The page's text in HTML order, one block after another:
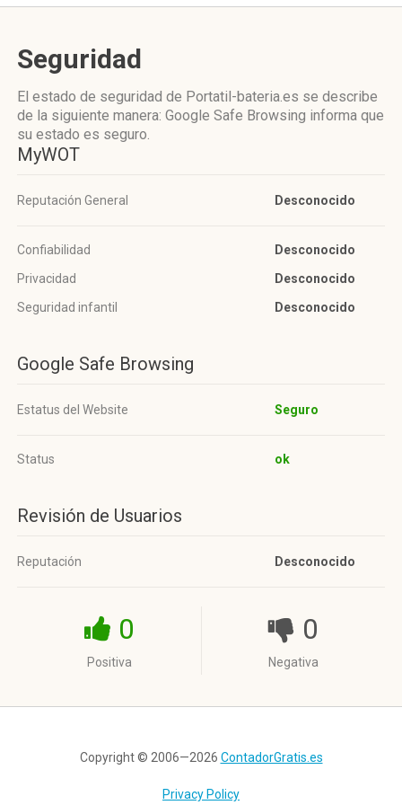
Seguridad
El estado de seguridad de Portatil-bateria.es se describe
de la siguiente manera: Google Safe Browsing informa que
su estado es seguro.
MyWOT
Reputación General Desconocido
Confiabilidad
Desconocido
Privacidad
Desconocido
Seguridad infantil
Desconocido
Google Safe Browsing
Estatus del Website Seguro
Status ok
Revisión de Usuarios
Reputación Desconocido
0
Positiva
0
Negativa
Copyright © 2006—2026 ContadorGratis.es
Privacy Policy